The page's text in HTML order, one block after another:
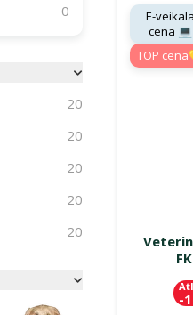
20%
0
20
20
20
20
20
-
E-veikala
cena 💻
TOP